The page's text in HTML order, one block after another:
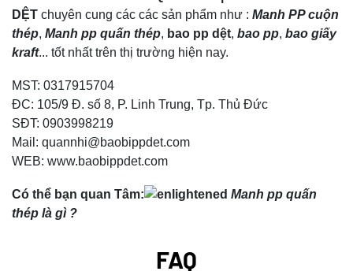
DỆT chuyên cung các các sản phẩm như : Manh PP cuộn
thép, Manh pp quấn thép, bao pp dệt, bao pp, bao giấy
kraft... tốt nhất trên thị trường hiện nay.
MST: 0317915704
ĐC: 105/9 Đ. số 8, P. Linh Trung, Tp. Thủ Đức
SĐT: 0903998219
Mail: quannhi@baobippdet.com
WEB: www.baobippdet.com
Có thể bạn quan Tâm:
Manh pp quấn
thép là gì ?
FAQ